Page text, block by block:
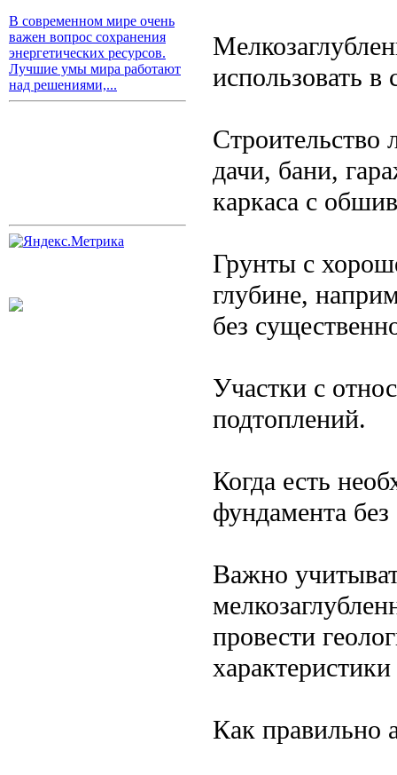
В современном мире очень
важен вопрос сохранения
энергетических ресурсов.
Лучшие умы мира работают
над решениями,...
использовать
Строительство
дачи, бани,
каркаса с
Грунты с
глубине,
без
Участки с
подтоплений.
Когда есть
фундамента
Важно
провести
Как правильно